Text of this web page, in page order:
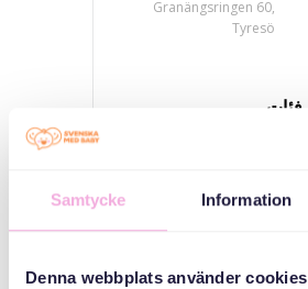
Samtycke Information
Denna webbplats använder cookies
Granängsringen 60,
Tyresö
فئات